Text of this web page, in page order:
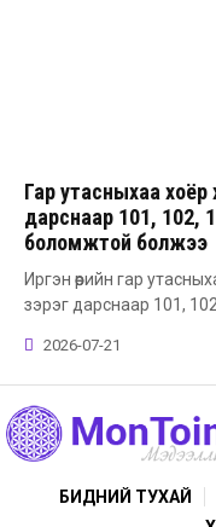
Гар утасныхаа
дарснаар 101, 102,
боломжтой болжээ
Иргэн өөрийн гар
зэрэг дарснаар 101,
2026-07-21
БИДНИЙ ТУХАЙ